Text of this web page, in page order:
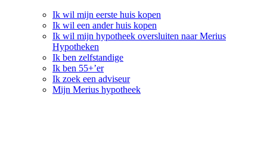
Ik wil mijn eerste huis kopen
Ik wil een ander huis kopen
Ik wil mijn hypotheek oversluiten naar Merius
Hypotheken
Ik ben zelfstandige
Ik ben 55+’er
Ik zoek een adviseur
Mijn Merius hypotheek